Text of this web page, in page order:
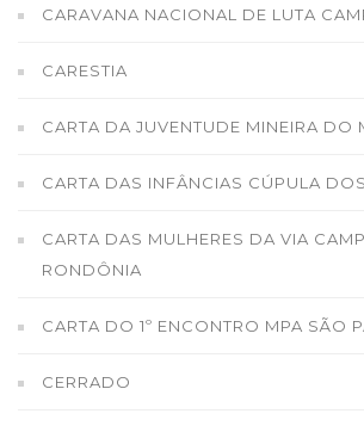
CARAVANA NACIONAL DE LUTA
CARESTIA
CARTA DA JUVENTUDE MINEIRA DO
CARTA DAS INFÂNCIAS CÚPULA
CARTA DAS MULHERES DA VIA
RONDÔNIA
CARTA DO 1º ENCONTRO MPA SÃO
CERRADO